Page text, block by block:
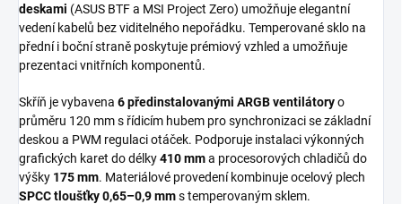
deskami (ASUS BTF a MSI Project Zero) umožňuje elegantní
vedení kabelů bez viditelného nepořádku. Temperované sklo na
přední i boční straně poskytuje prémiový vzhled a umožňuje
prezentaci vnitřních komponentů.
Skříň je vybavena 6 předinstalovanými ARGB ventilátoryo
průměru 120 mm s řídicím hubem pro synchronizaci se základní
deskou a PWM regulaci otáček. Podporuje instalaci výkonných
grafických karet do délky410 mma procesorových chladičů do
výšky 175 mm. Materiálové provedení kombinuje ocelový plech
SPCC tloušťky 0,65–0,9 mms temperovaným sklem.